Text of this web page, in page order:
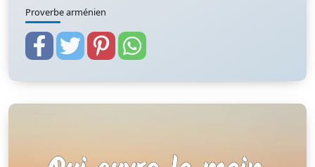
Proverbe arménien